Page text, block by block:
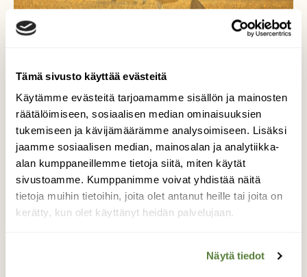
Tämä sivusto käyttää evästeitä
Käytämme evästeitä tarjoamamme sisällön ja mainosten
räätälöimiseen, sosiaalisen median ominaisuuksien
tukemiseen ja kävijämäärämme analysoimiseen. Lisäksi
jaamme sosiaalisen median, mainosalan ja analytiikka-
alan kumppaneillemme tietoja siitä, miten käytät
sivustoamme. Kumppanimme voivat yhdistää näitä
tietoja muihin tietoihin, joita olet antanut heille tai joita on
kerätty, kun olet käyttänyt heidän palvelujaan.
Näytä tiedot
Tanssin askelia kultaisella
pellolla
Vasta-auringossa laulujoutsenten tanssi
näytti niin kauniille,että sitä oli ilo seurata!